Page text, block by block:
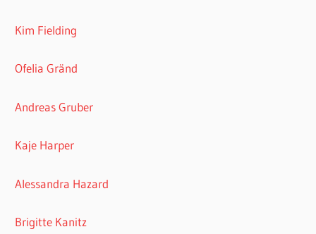
Kim Fielding
Ofelia Gränd
Andreas Gruber
Kaje Harper
Alessandra Hazard
Brigitte Kanitz